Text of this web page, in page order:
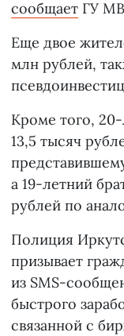
сообщает ГУ
Еще двое
млн рублей,
Кроме того,
13,5 тысяч
а 19-летний
рублей по
Полиция
призывает
из SMS-
быстрого
связанной с